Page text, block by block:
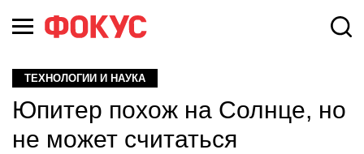
ТЕХНОЛОГИИ И НАУКА
Юпитер похож на Солнце, но
не может считаться